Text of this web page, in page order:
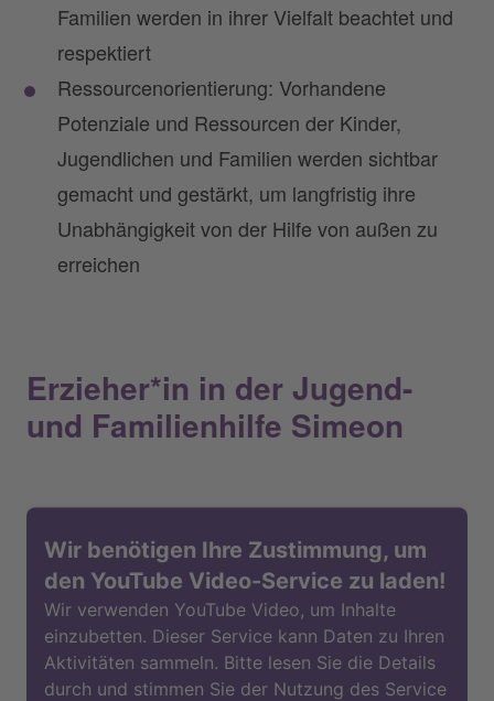
Familien werden in ihrer Vielfalt beachtet und
respektiert
Ressourcenorientierung: Vorhandene
Potenziale und Ressourcen der Kinder,
Jugendlichen und Familien werden sichtbar
gemacht und gestärkt, um langfristig ihre
Unabhängigkeit von der Hilfe von außen zu
erreichen
Erzieher*in in der Jugend-
und Familienhilfe Simeon
Wir benötigen Ihre Zustimmung, um
den YouTube Video-Service zu laden!
Wir verwenden YouTube Video, um Inhalte
einzubetten. Dieser Service kann Daten zu Ihren
Aktivitäten sammeln. Bitte lesen Sie die Details
durch und stimmen Sie der Nutzung des Service